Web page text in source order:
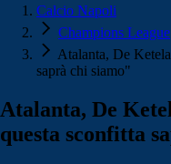
Calcio Napoli
Champions League
Atalanta, De
saprà chi siamo"
Atalanta, De
questa sconfitta